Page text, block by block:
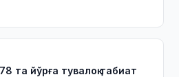
та йўрға тувалоқ табиат